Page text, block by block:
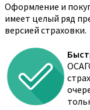
Оформление и
имеет целый ряд
версией страховки.